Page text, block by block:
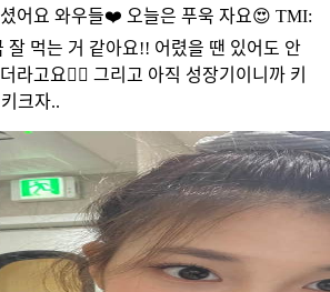
어요 와우들❤️ 오늘은 푸욱 자요😍 TMI:
잘 먹는 거 같아요!! 어렸을 땐 있어도 안
라고요👍🏻 그리고 아직 성장기이니까 키
크자..